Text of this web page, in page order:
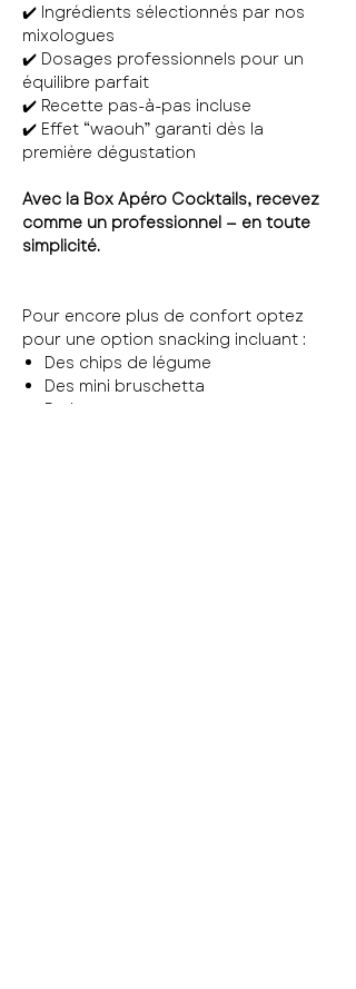
✔️ Ingrédients sélectionnés par nos
mixologues
✔️ Dosages professionnels pour un
équilibre parfait
✔️ Recette pas-à-pas incluse
✔️ Effet “waouh” garanti dès la
première dégustation
Avec la Box Apéro Cocktails, recevez
comme un professionnel — en toute
simplicité.
Pour encore plus de confort optez
pour une option snacking incluant :
Des chips de légume
Des mini bruschetta
Du houmous